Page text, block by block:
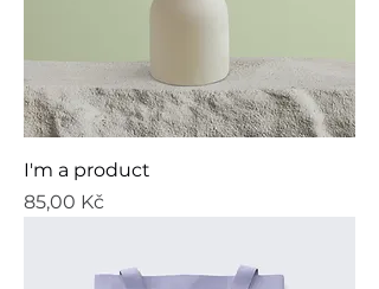
I'm a product
Cena
85,00 Kč